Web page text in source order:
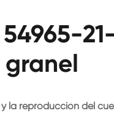
la reproducción del